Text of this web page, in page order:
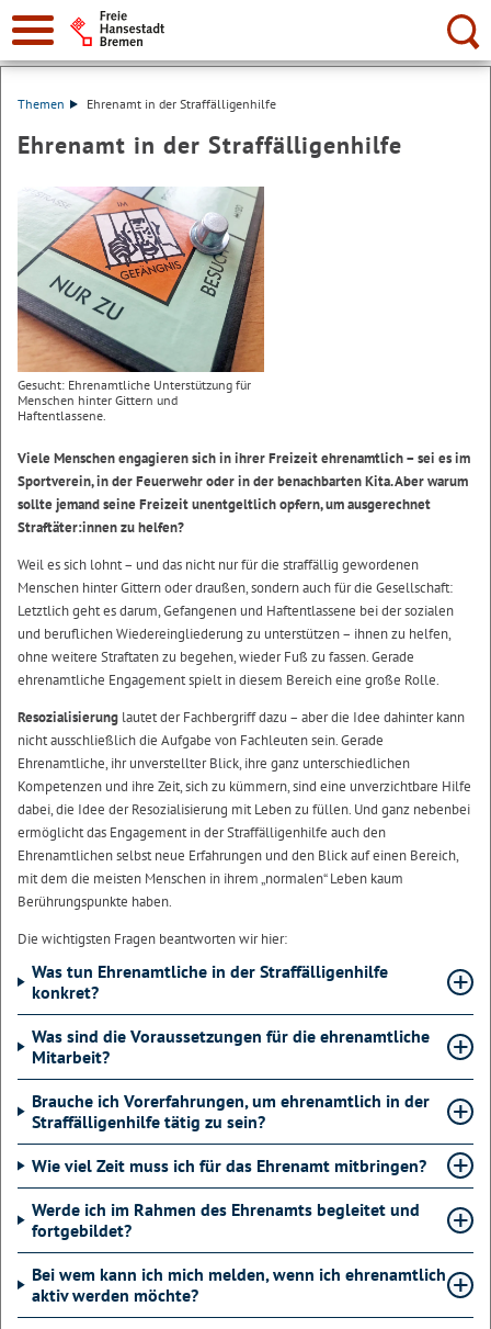
Suche:
Themen Ehrenamt in der Straffälligenhilfe
Ehrenamt in der Straffälligenhilfe
Gesucht: Ehrenamtliche Unterstützung für
Menschen hinter Gittern und
Haftentlassene.
Viele Menschen engagieren sich in ihrer Freizeit ehrenamtlich – sei es im
Sportverein, in der Feuerwehr oder in der benachbarten Kita. Aber warum
sollte jemand seine Freizeit unentgeltlich opfern, um ausgerechnet
Straftäter:innen zu helfen?
Weil es sich lohnt – und das nicht nur für die straffällig gewordenen
Menschen hinter Gittern oder draußen, sondern auch für die Gesellschaft:
Letztlich geht es darum, Gefangenen und Haftentlassene bei der sozialen
und beruflichen Wiedereingliederung zu unterstützen – ihnen zu helfen,
ohne weitere Straftaten zu begehen, wieder Fuß zu fassen. Gerade
ehrenamtliche Engagement spielt in diesem Bereich eine große Rolle.
Resozialisierung lautet der Fachbergriff dazu – aber die Idee dahinter kann
nicht ausschließlich die Aufgabe von Fachleuten sein. Gerade
Ehrenamtliche, ihr unverstellter Blick, ihre ganz unterschiedlichen
Kompetenzen und ihre Zeit, sich zu kümmern, sind eine unverzichtbare Hilfe
dabei, die Idee der Resozialisierung mit Leben zu füllen. Und ganz nebenbei
ermöglicht das Engagement in der Straffälligenhilfe auch den
Ehrenamtlichen selbst neue Erfahrungen und den Blick auf einen Bereich,
mit dem die meisten Menschen in ihrem „normalen“ Leben kaum
Berührungspunkte haben.
Die wichtigsten Fragen beantworten wir hier:
Was tun Ehrenamtliche in der Straffälligenhilfe
konkret?
Was sind die Voraussetzungen für die ehrenamtliche
Mitarbeit?
Brauche ich Vorerfahrungen, um ehrenamtlich in der
Straffälligenhilfe tätig zu sein?
Wie viel Zeit muss ich für das Ehrenamt mitbringen?
Werde ich im Rahmen des Ehrenamts begleitet und
fortgebildet?
Bei wem kann ich mich melden, wenn ich ehrenamtlich
aktiv werden möchte?